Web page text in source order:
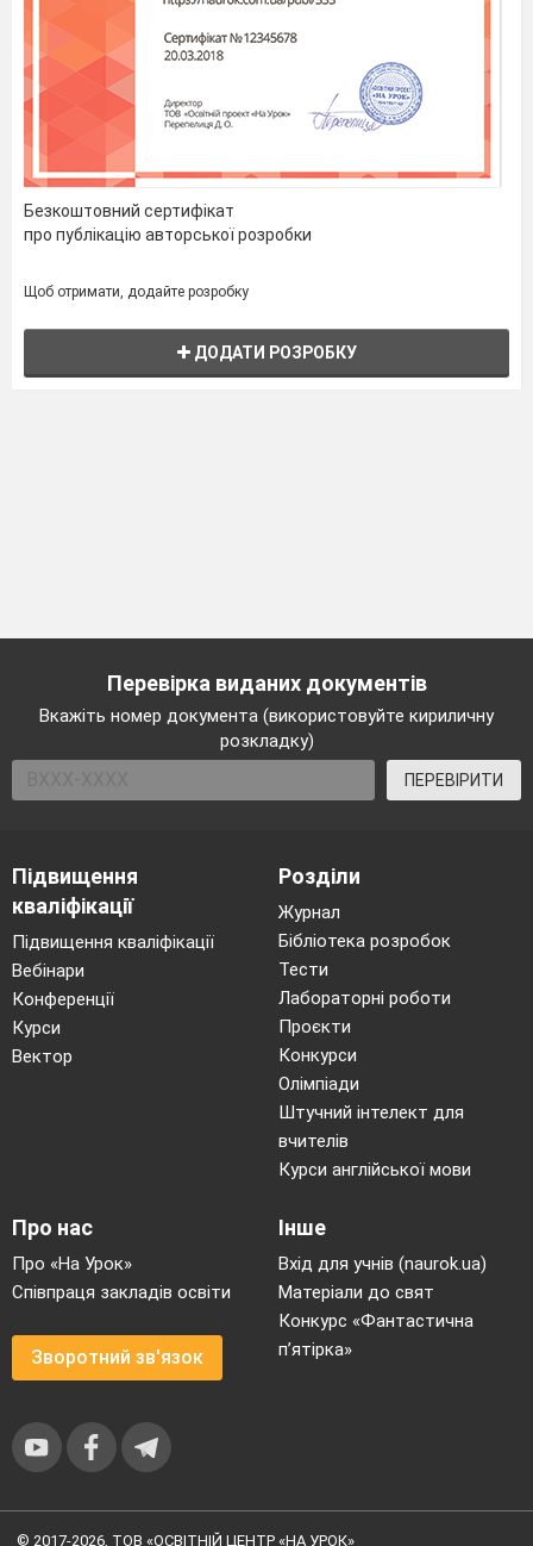
Безкоштовний сертифікат
про публікацію авторської розробки
Щоб отримати, додайте розробку
ДОДАТИ РОЗРОБКУ
Перевірка виданих документів
Вкажіть номер документа (використовуйте кириличну
розкладку)
ПЕРЕВІРИТИ
Підвищення
кваліфікації
Підвищення кваліфікації
Вебінари
Конференції
Курси
Вектор
Розділи
Журнал
Бібліотека розробок
Тести
Лабораторні роботи
Проєкти
Конкурси
Олімпіади
Штучний інтелект для
вчителів
Курси англійської мови
Про нас
Про «На Урок»
Співпраця закладів освіти
Зворотний зв'язок
Інше
Вхід для учнів (naurok.ua)
Матеріали до свят
Конкурс «Фантастична
п’ятірка»
© 2017-2026, ТОВ «ОСВІТНІЙ ЦЕНТР «НА УРОК»